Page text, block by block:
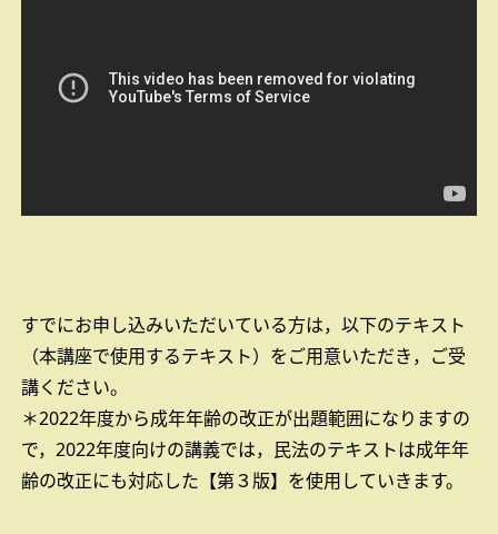
すでにお申し込みいただいている方は，以下のテキスト
（本講座で使用するテキスト）をご用意いただき，ご受
講ください。
＊2022年度から成年年齢の改正が出題範囲になりますの
で，2022年度向けの講義では，民法のテキストは成年年
齢の改正にも対応した【第３版】を使用していきます。